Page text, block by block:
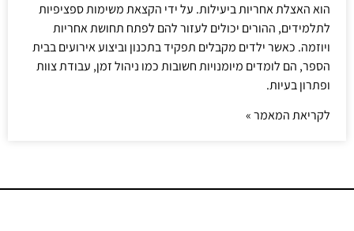
הוא האצלת אחריות ביעילות. על ידי הקצאת משימות ספציפיות
לתלמידים, ההורים יכולים לעזור להם לפתח תחושת אחריות
ויוזמה. כאשר ילדים מקבלים תפקיד בתכנון וביצוע אירועים בבית
הספר, הם לומדים מיומנויות חשובות כמו ניהול זמן, עבודת צוות
ופתרון בעיות.
לקריאת המאמר »